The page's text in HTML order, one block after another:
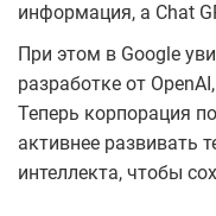
информация, а Chat
При этом в Google
разработке от
Теперь корпорация
активнее развивать
интеллекта, чтобы